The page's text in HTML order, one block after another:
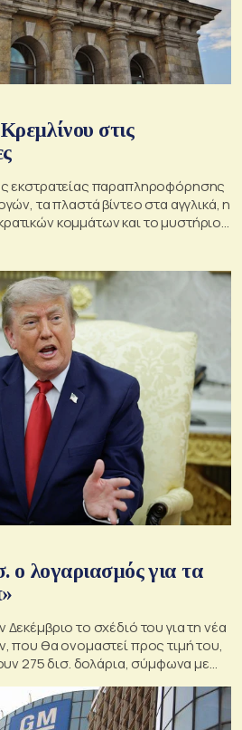
στις
εκστρατείας παραπληροφόρησης
τα πλαστά βίντεο στα αγγλικά, η
κομμάτων και το μυστήριο
λογαριασμός για τα
το σχέδιό του για τη νέα
που θα ονομαστεί προς τιμή του,
275 δισ. δολάρια, σύμφωνα με